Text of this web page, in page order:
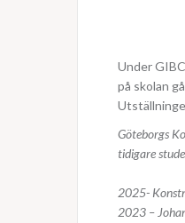
Under
på skolan
Göteborgs
tidigare
2025-
2023 –